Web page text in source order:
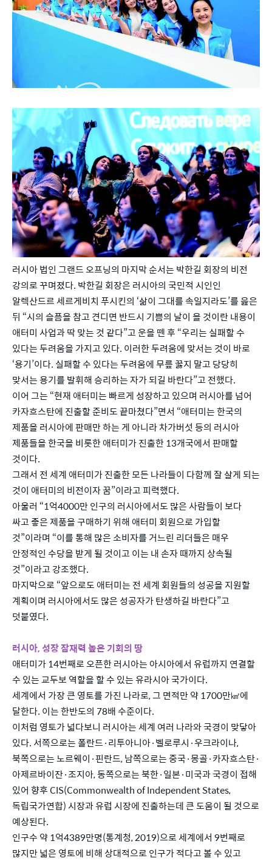
러시아 법인 그랜드 오프닝의 마지막 순서는 박한길 회장의 비전
강의로 꾸며졌다. 박한길 회장은 러시아의 국민적 시인인
알렉산드르 세르게비치 푸시킨의 ‘삶이 그대를 속일지라도’를 읊은
뒤 “시의 슬픔을 참고 견디면 반드시 기쁨의 날이 올 것이란 내용이
애터미 사업과 딱 맞는 것 같다”고 운을 뗀 후 “우리는 실패할 수
있다는 두려움을 가지고 있다. 이러한 두려움에 맞서는 것이 바로
‘용기’이다. 실패할 수 있다는 두려움에 무릎 꿇지 말고 당당히
맞서는 용기를 발휘해 승리하는 자가 되길 바란다”고 전했다.
이어 그는 “현재 애터미는 빠르게 성장하고 있으며 러시아를 넘어
카자흐스탄에 진출할 준비도 끝마쳤다”면서 “애터미는 한국의
제품을 러시아에 판매만 하는 게 아니라 차가버섯 등의 러시아
제품들을 한국을 비롯한 애터미가 진출한 13개국에서 판매할
것이다.
그래서 전 세계 애터미가 진출한 모든 나라들이 다함께 잘 살게 되는
것이 애터미의 비전이자 꿈”이라고 피력했다.
아울러 “1억4000만 인구의 러시아에서도 많은 사람들이 보다
싸고 좋은 제품을 구매하기 위해 애터미 회원으로 가입할
것”이라며 “이를 통해 많은 소비자를 거느린 리더들은 매우
안정적인 수당을 받게 될 것이고 이는 내 손자 때까지 상속될
것”이라고 강조했다.
마지막으로 “앞으로도 애터미는 전 세계 회원들의 성공을 지원할
계획이며 러시아에서도 많은 성공자가 탄생하길 바란다”고
덧붙였다.
러시아, 성장 잠재력 높은 기회의 땅
애터미가 14번째로 오픈한 러시아는 아시아에서 유럽까지 연결할
수 있는 교두보 역할을 할 수 있는 유라시아 국가이다.
세계에서 가장 큰 영토를 가진 나라로, 그 면적만 약 1700만㎢에
달한다. 이는 한반도의 78배 수준이다.
이처럼 영토가 넓다보니 러시아는 세계 여러 나라와 국경이 맞닿아
있다. 서쪽으로는 폴란드·리투아니아·벨로루시·우크라이나,
북쪽으로는 노르웨이·핀란드, 남쪽으로는 중국·몽골·카자흐스탄·
아제르바이잔·조지아, 동쪽으로는 북한·일본·미국과 국경이 접해
있어 향후 CIS(Commonwealth of Independent States,
독립국가연합) 시장과 유럽 시장에 진출하는데 큰 도움이 될 것으로
예상된다.
인구수 약 1억4389만명(통계청, 2019)으로 세계에서 9번째로
많지만 넓은 영토에 비해 상대적으로 인구가 적다고 볼 수 있고